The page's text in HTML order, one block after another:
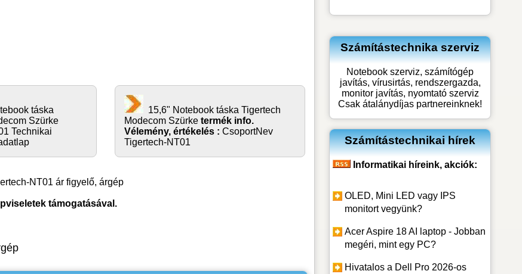
táska
Szürke
Technikai
15,6" Notebook táska Tigertech
Modecom Szürketermék info.
Vélemény, értékelés : CsoportNev
Tigertech-NT01
NT01 ár figyelő, árgép
támogatásával.
Számítástechnika szerviz
Notebook szerviz, számítógép
javítás, vírusirtás, rendszergazda,
monitor javítás, nyomtató szerviz
Csak átalánydíjas partnereinknek!
Számítástechnikai hírek
Informatikai híreink, akciók:
OLED, Mini LED vagy IPS
monitort vegyünk?
Acer Aspire 18 AI laptop - Jobban
megéri, mint egy PC?
Hivatalos a Dell Pro 2026-os